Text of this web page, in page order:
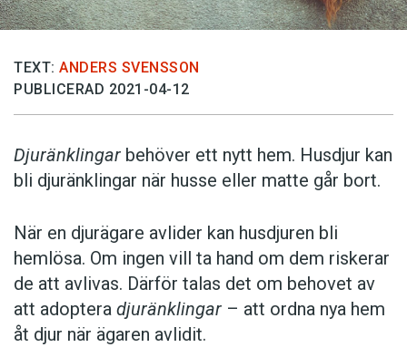
TEXT: ANDERS SVENSSON
PUBLICERAD 2021-04-12
Djuränklingar behöver ett nytt hem. Husdjur kan
bli djuränklingar när husse eller matte går bort.
När en djurägare avlider kan husdjuren bli
hemlösa. Om ingen vill ta hand om dem riskerar
de att avlivas. Därför talas det om behovet av
att adoptera djuränklingar – att ordna nya hem
åt djur när ägaren avlidit.